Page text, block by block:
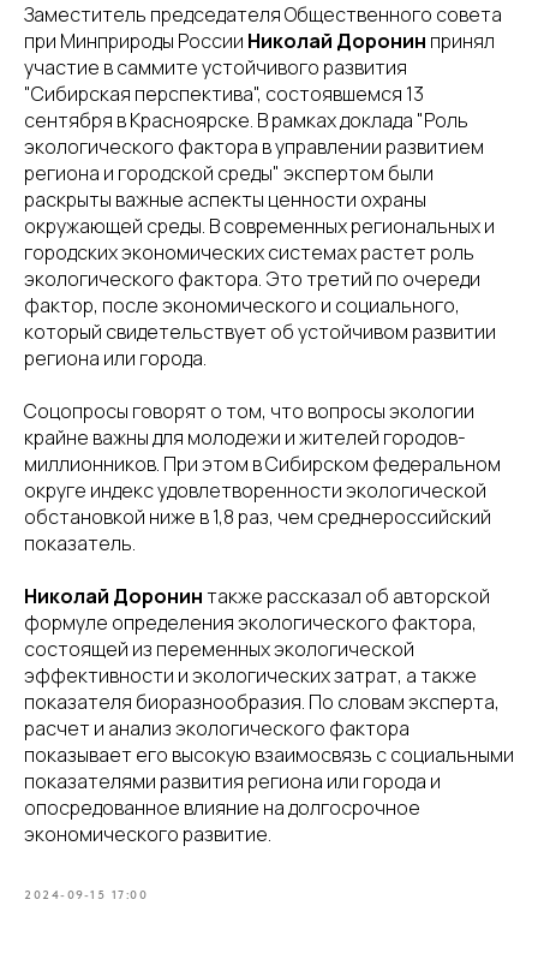
Заместитель председателя Общественного совета
при Минприроды России Николай Доронин принял
участие в саммите устойчивого развития
"Сибирская перспектива", состоявшемся 13
сентября в Красноярске. В рамках доклада "Роль
экологического фактора в управлении развитием
региона и городской среды" экспертом были
раскрыты важные аспекты ценности охраны
окружающей среды. В современных региональных и
городских экономических системах растет роль
экологического фактора. Это третий по очереди
фактор, после экономического и социального,
который свидетельствует об устойчивом развитии
региона или города.
Соцопросы говорят о том, что вопросы экологии
крайне важны для молодежи и жителей городов-
миллионников. При этом в Сибирском федеральном
округе индекс удовлетворенности экологической
обстановкой ниже в 1,8 раз, чем среднероссийский
показатель.
Николай Доронинтакже рассказал об авторской
формуле определения экологического фактора,
состоящей из переменных экологической
эффективности и экологических затрат, а также
показателя биоразнообразия. По словам эксперта,
расчет и анализ экологического фактора
показывает его высокую взаимосвязь с социальными
показателями развития региона или города и
опосредованное влияние на долгосрочное
экономического развитие.
2024-09-15 17:00